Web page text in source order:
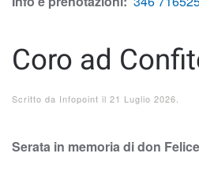
Coro ad
Scritto da Infopoint il 21 Luglio 2026
Serata in memoria di don